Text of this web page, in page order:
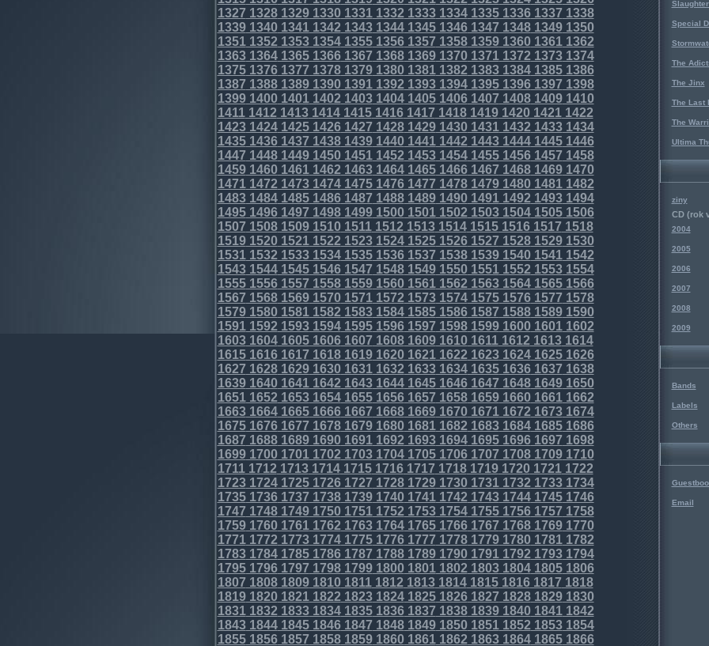
1327 13281329133013311332 13331334133513361337 1338
1339134013411342 13431344134513461347 134813491350
13511352 13531354135513561357 13581359136013611362
13631364136513661367 13681369137013711372 13731374
137513761377 13781379138013811382 1383138413851386
1387 13881389139013911392 13931394139513961397 1398
1399140014011402 14031404140514061407 140814091410
14111412 14131414141514161417 14181419142014211422
14231424142514261427 14281429143014311432 14331434
143514361437 14381439144014411442 1443144414451446
1447 14481449145014511452 14531454145514561457 1458
1459146014611462 14631464146514661467 146814691470
14711472 14731474147514761477 14781479148014811482
14831484148514861487 14881489149014911492 14931494
149514961497 14981499150015011502 1503150415051506
1507 15081509151015111512 15131514151515161517 1518
1519152015211522 15231524152515261527 152815291530
15311532 15331534153515361537 15381539154015411542
15431544154515461547 15481549155015511552 15531554
155515561557 15581559156015611562 1563156415651566
1567 15681569157015711572 15731574157515761577 1578
1579158015811582 15831584158515861587 158815891590
15911592 15931594159515961597 15981599160016011602
16031604160516061607 16081609161016111612 16131614
161516161617 16181619162016211622 1623162416251626
1627 16281629163016311632 16331634163516361637 1638
1639164016411642 16431644164516461647 164816491650
16511652 16531654165516561657 16581659166016611662
16631664166516661667 16681669167016711672 16731674
167516761677 16781679168016811682 1683168416851686
1687 16881689169016911692 16931694169516961697 1698
1699170017011702 17031704170517061707 170817091710
17111712 17131714171517161717 17181719172017211722
17231724172517261727 17281729173017311732 17331734
173517361737 17381739174017411742 1743174417451746
1747 17481749175017511752 17531754175517561757 1758
1759176017611762 17631764176517661767 176817691770
17711772 17731774177517761777 17781779178017811782
17831784178517861787 17881789179017911792 17931794
179517961797 17981799180018011802 1803180418051806
1807 18081809181018111812 18131814181518161817 1818
1819182018211822 18231824182518261827 182818291830
18311832 18331834183518361837 18381839184018411842
18431844184518461847 18481849185018511852 18531854
185518561857 18581859186018611862 1863186418651866
Special
The
The Jinx
The Last
The
Ultima
ziny
CD (rok
2004
2005
2006
2007
2008
2009
Bands
Labels
Others
Email